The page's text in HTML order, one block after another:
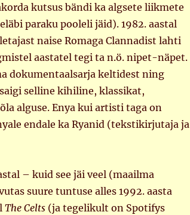
kutsus bändi ka algsete liikmete
paraku pooleli jäid). 1982. aastal
naise Romaga Clannadist lahti
aastatel tegi ta n.ö. nipet-näpet.
dokumentaalsarja keltidest ning
selline kihiline, klassikat,
alguse. Enya kui artisti taga on
endale ka Ryanid (tekstikirjutaja ja
– kuid see jäi veel (maailma
suure tuntuse alles 1992. aasta
The Celts(ja tegelikult on Spotifys